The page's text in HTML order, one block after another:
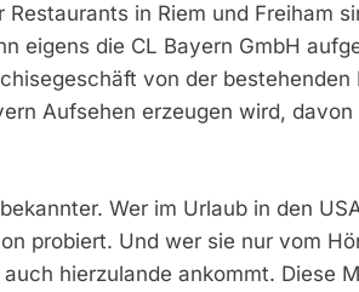
in Riem und Freiham
eigens die CL Bayern GmbH
von der bestehenden
Aufsehen erzeugen wird,
Wer im Urlaub in den
probiert. Und wer sie nur vom
hierzulande ankommt. Diese